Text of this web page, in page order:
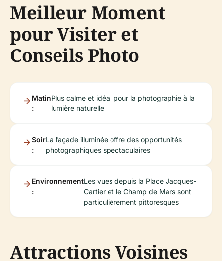
Meilleur Moment
pour Visiter et
Conseils Photo
Matin
:
Plus calme et idéal pour la photographie à la
lumière naturelle
Soir
:
La façade illuminée offre des opportunités
photographiques spectaculaires
Environnement
:
Les vues depuis la Place Jacques-
Cartier et le Champ de Mars sont
particulièrement pittoresques
Attractions Voisines